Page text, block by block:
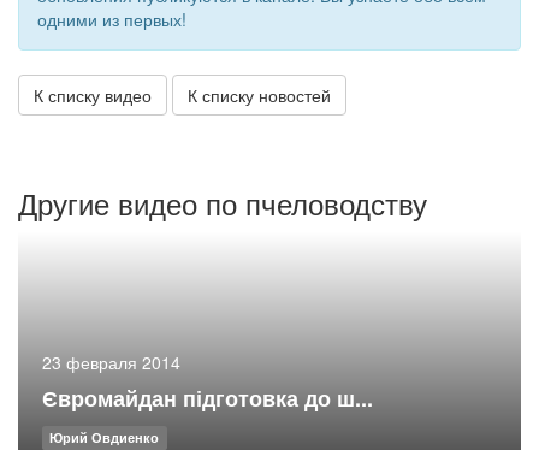
одними из первых!
К списку видео К списку новостей
Другие видео по пчеловодству
23 февраля 2014
Євромайдан підготовка до ш...
Юрий Овдиенко